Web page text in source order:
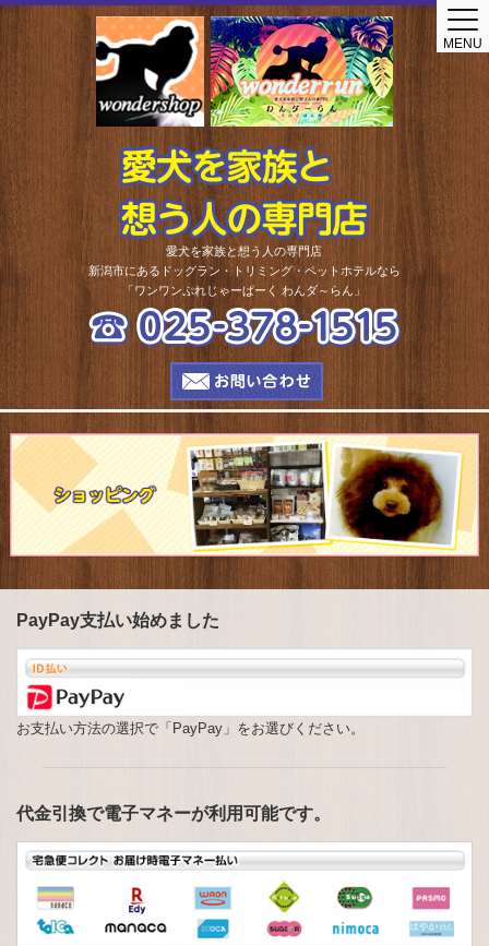
愛犬を家族と想う人の専門店
新潟市にあるドッグラン・トリミング・ペットホテルなら
「ワンワンぷれじゃーぱーく わんダ～らん」
MENU
Home
ショップ
トリミングサロン
トリミングサロン
セルフシャンプー
ドッグラン
しつけ相談
ペットホテル
ペットホテル
わんわん保育園
老犬ホーム
ヘルスケアキャンプ
ドッグフード
飼い主の方へ
里親募集
リンク
PayPay支払い始めました
お支払い方法の選択で「PayPay」をお選びください。
代金引換で電子マネーが利用可能です。